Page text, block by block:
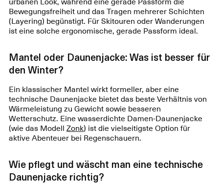
Bewegungsfreiheit und das Tragen mehrerer Schichten
(Layering) begünstigt. Für Skitouren oder Wanderungen
ist eine solche ergonomische, gerade Passform ideal.
Mantel oder Daunenjacke: Was ist besser für
den Winter?
Ein klassischer Mantel wirkt formeller, aber eine
technische Daunenjacke bietet das beste Verhältnis von
Wärmeleistung zu Gewicht sowie besseren
Wetterschutz. Eine wasserdichte Damen-Daunenjacke
(wie das Modell Zonk) ist die vielseitigste Option für
aktive Abenteuer bei Regenschauern.
Wie pflegt und wäscht man eine technische
Daunenjacke richtig?